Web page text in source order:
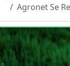
Agronet Se